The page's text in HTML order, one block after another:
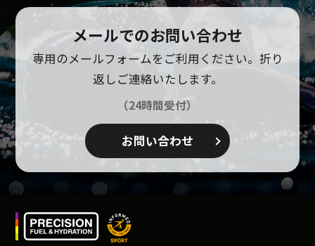
メールでのお問い合わせ
専用のメールフォームをご利用ください。 折り
返しご連絡いたします。
（24時間受付）
お問い合わせ